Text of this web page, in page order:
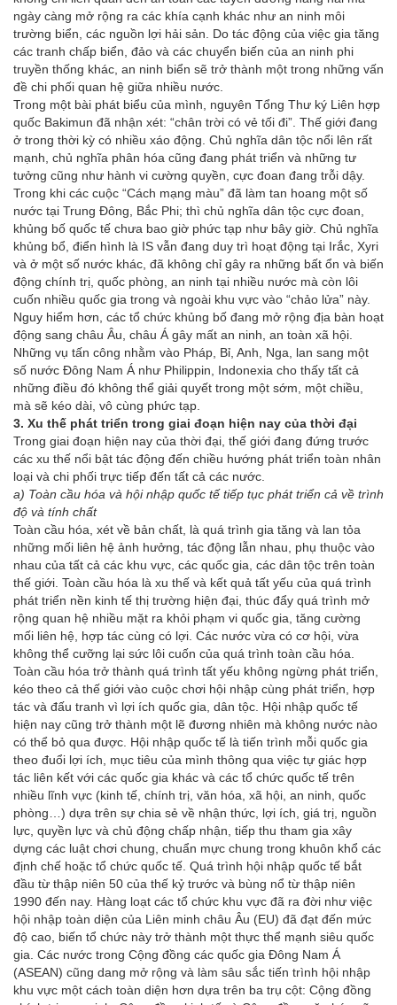
ngày càng mở rộng ra các khía cạnh khác như an ninh môi
trường biển, các nguồn lợi hải sản. Do tác động của việc gia tăng
các tranh chấp biển, đảo và các chuyển biến của an ninh phi
truyền thống khác, an ninh biển sẽ trở thành một trong những vấn
đề chi phối quan hệ giữa nhiều nước.
Trong một bài phát biểu của mình, nguyên Tổng Thư ký Liên hợp
quốc Bakimun đã nhận xét: “chân trời có vẻ tối đi”. Thế giới đang
ở trong thời kỳ có nhiều xáo động. Chủ nghĩa dân tộc nổi lên rất
mạnh, chủ nghĩa phân hóa cũng đang phát triển và những tư
tưởng cũng như hành vi cường quyền, cực đoan đang trỗi dậy.
Trong khi các cuộc “Cách mạng màu” đã làm tan hoang một số
nước tại Trung Đông, Bắc Phi; thì chủ nghĩa dân tộc cực đoan,
khủng bố quốc tế chưa bao giờ phức tạp như bây giờ. Chủ nghĩa
khủng bổ, điển hình là IS vẫn đang duy trì hoạt động tại Irắc, Xyri
và ở một số nước khác, đã không chỉ gây ra những bất ổn và biến
động chính trị, quốc phòng, an ninh tại nhiều nước mà còn lôi
cuốn nhiều quốc gia trong và ngoài khu vực vào “chảo lửa” này.
Nguy hiểm hơn, các tổ chức khủng bố đang mở rộng địa bàn hoạt
động sang châu Âu, châu Á gây mất an ninh, an toàn xã hội.
Những vụ tấn công nhằm vào Pháp, Bỉ, Anh, Nga, lan sang một
số nước Đông Nam Á như Philippin, Indonexia cho thấy tất cả
những điều đó không thể giải quyết trong một sớm, một chiều,
mà sẽ kéo dài, vô cùng phức tạp.
3. Xu thế phát triển trong giai đoạn hiện nay của thời đại
Trong giai đoạn hiện nay của thời đại, thế giới đang đứng trước
các xu thế nổi bật tác động đến chiều hướng phát triển toàn nhân
loại và chi phối trực tiếp đến tất cả các nước.
a) Toàn cầu hóa và hội nhập quốc tế tiếp tục phát triển cả về trình
độ và tính chất
Toàn cầu hóa, xét về bản chất, là quá trình gia tăng và lan tỏa
những mối liên hệ ảnh hưởng, tác động lẫn nhau, phụ thuộc vào
nhau của tất cả các khu vực, các quốc gia, các dân tộc trên toàn
thế giới. Toàn cầu hóa là xu thế và kết quả tất yếu của quá trình
phát triển nền kinh tế thị trường hiện đại, thúc đẩy quá trình mở
rộng quan hệ nhiều mặt ra khỏi phạm vi quốc gia, tăng cường
mối liên hệ, hợp tác cùng có lợi. Các nước vừa có cơ hội, vừa
không thể cưỡng lại sức lôi cuốn của quá trình toàn cầu hóa.
Toàn cầu hóa trở thành quá trình tất yếu không ngừng phát triển,
kéo theo cả thế giới vào cuộc chơi hội nhập cùng phát triển, hợp
tác và đấu tranh vì lợi ích quốc gia, dân tộc. Hội nhập quốc tế
hiện nay cũng trở thành một lẽ đương nhiên mà không nước nào
có thể bỏ qua được. Hội nhập quốc tế là tiến trình mỗi quốc gia
theo đuổi lợi ích, mục tiêu của mình thông qua việc tự giác hợp
tác liên kết với các quốc gia khác và các tổ chức quốc tế trên
nhiều lĩnh vực (kinh tế, chính trị, văn hóa, xã hội, an ninh, quốc
phòng…) dựa trên sự chia sẻ về nhận thức, lợi ích, giá trị, nguồn
lực, quyền lực và chủ động chấp nhận, tiếp thu tham gia xây
dựng các luật chơi chung, chuẩn mực chung trong khuôn khổ các
định chế hoặc tổ chức quốc tế. Quá trình hội nhập quốc tế bắt
đầu từ thập niên 50 của thế kỷ trước và bùng nổ từ thập niên
1990 đến nay. Hàng loạt các tổ chức khu vực đã ra đời như việc
hội nhập toàn diện của Liên minh châu Âu (EU) đã đạt đến mức
độ cao, biến tổ chức này trở thành một thực thể mạnh siêu quốc
gia. Các nước trong Cộng đồng các quốc gia Đông Nam Á
(ASEAN) cũng dang mở rộng và làm sâu sắc tiến trình hội nhập
khu vực một cách toàn diện hơn dựa trên ba trụ cột: Cộng đồng